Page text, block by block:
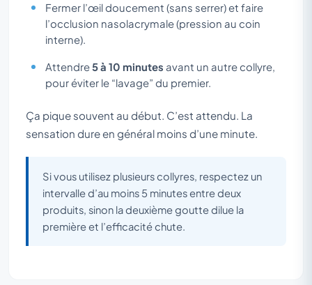
Fermer l’œil doucement (sans serrer) et faire
l’occlusion nasolacrymale (pression au coin
interne).
Attendre5 à 10 minutes avant un autre collyre,
pour éviter le “lavage” du premier.
Ça pique souvent au début. C’est attendu. La
sensation dure en général moins d’une minute.
Si vous utilisez plusieurs collyres, respectez un
intervalle d’au moins 5 minutes entre deux
produits, sinon la deuxième goutte dilue la
première et l’efficacité chute.